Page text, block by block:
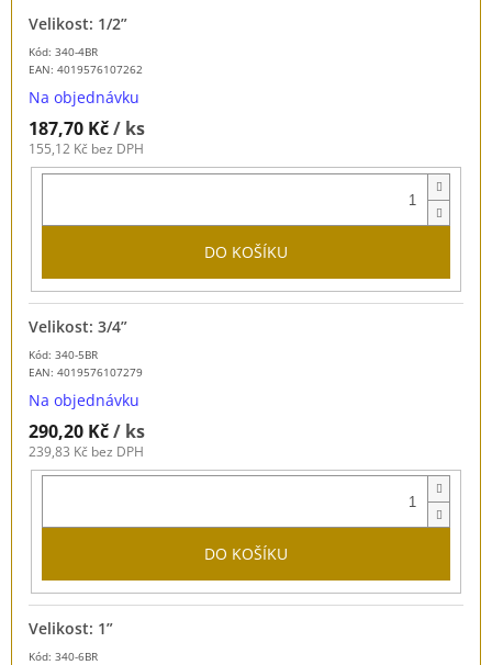
Kód: 340-4BR
EAN: 4019576107262
Velikost: 1/2”
Na objednávku
187,70 Kč/ ks
155,12 Kč bez DPH
DO KOŠÍKU
Kód: 340-5BR
EAN: 4019576107279
Velikost: 3/4”
Na objednávku
290,20 Kč/ ks
239,83 Kč bez DPH
DO KOŠÍKU
Kód: 340-6BR
Velikost: 1”